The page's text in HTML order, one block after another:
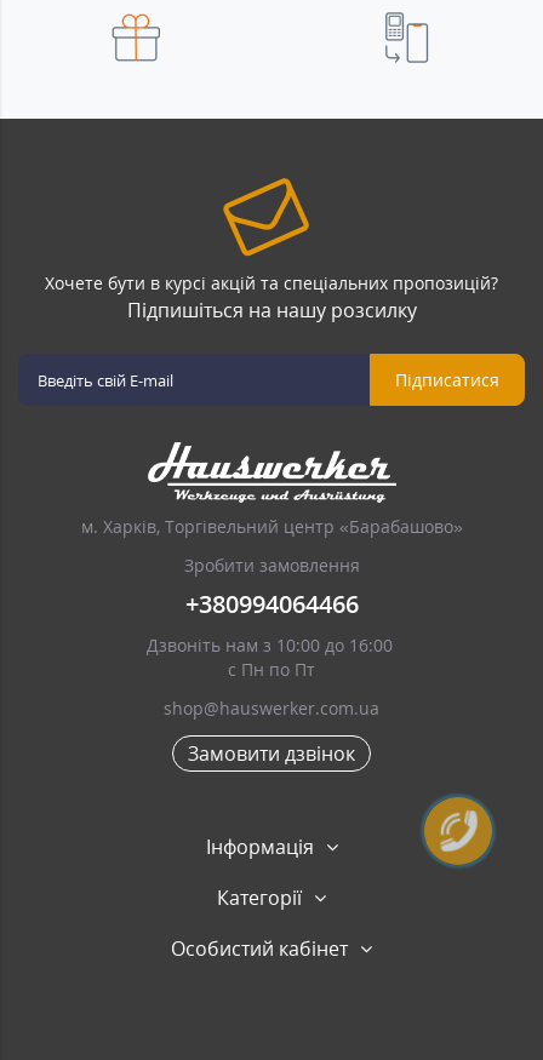
Хочете бути в курсі акцій та спеціальних пропозицій?
Підпишіться на нашу розсилку
Підписатися
м. Харків, Торгівельний центр «Барабашово»
Зробити замовлення
+380994064466
Дзвоніть нам з 10:00 до 16:00
с Пн по Пт
shop@hauswerker.com.ua
Замовити дзвінок
Інформація
Категорії
Особистий кабінет